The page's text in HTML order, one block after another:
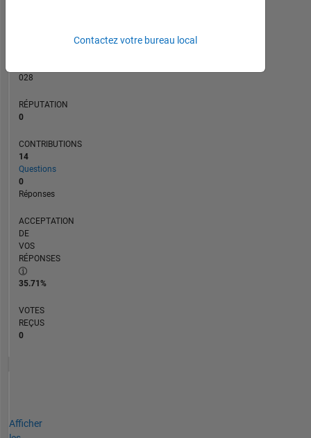
028
RÉPUTATION
0
CONTRIBUTIONS
14
Questions
0
Réponses
ACCEPTATION
DE
VOS
RÉPONSES
35.71%
VOTES
REÇUS
0
Afficher
Contactez votre bureau local